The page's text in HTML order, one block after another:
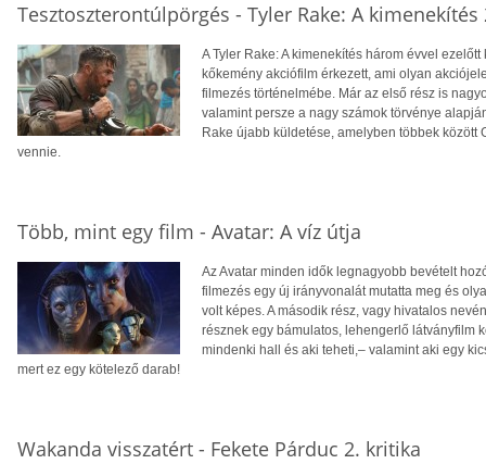
Tesztoszterontúlpörgés - Tyler Rake: A kimenekítés
A Tyler Rake: A kimenekítés három évvel
kőkemény akciófilm érkezett, ami olyan
filmezés történelmébe. Már az első rész is
valamint persze a nagy számok törvénye
Rake újabb küldetése, amelyben többek
vennie.
Több, mint egy film - Avatar: A víz útja
Az Avatar minden idők legnagyobb bevételt
filmezés egy új irányvonalát mutatta meg és
volt képes. A második rész, vagy hivatalos
résznek egy bámulatos, lehengerlő látványfilm
mindenki hall és aki teheti,– valamint aki egy
mert ez egy kötelező darab!
Wakanda visszatért - Fekete Párduc 2. kritika